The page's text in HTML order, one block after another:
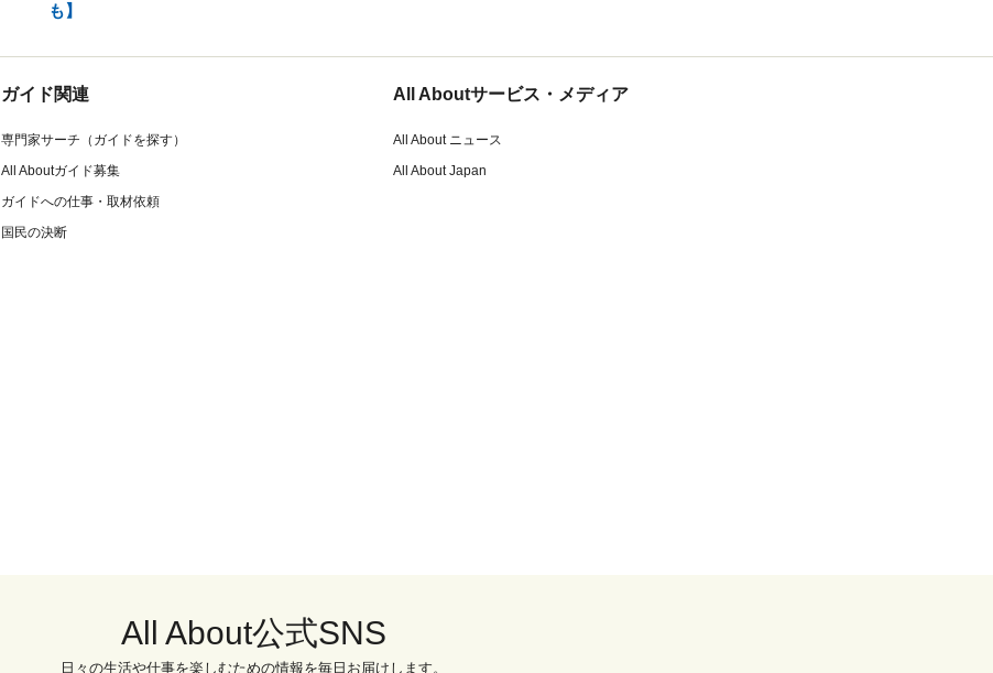
も】
ガイド関連
専門家サーチ（ガイドを探す）
All Aboutガイド募集
ガイドへの仕事・取材依頼
国民の決断
All Aboutサービス・メディア
All About ニュース
All About Japan
All About公式SNS
日々の生活や仕事を楽しむための情報を毎日お届けします。